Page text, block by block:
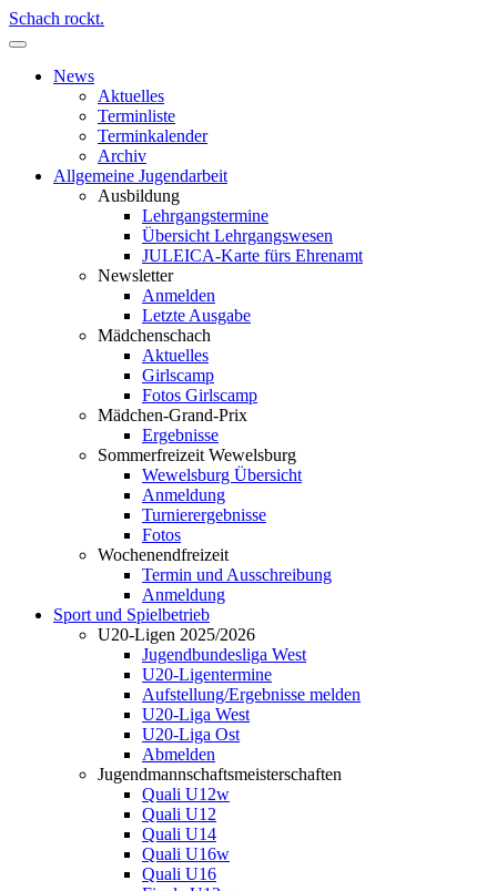
Schach rockt.
News
Aktuelles
Terminliste
Terminkalender
Archiv
Allgemeine Jugendarbeit
Ausbildung
Lehrgangstermine
Übersicht Lehrgangswesen
JULEICA-Karte fürs Ehrenamt
Newsletter
Anmelden
Letzte Ausgabe
Mädchenschach
Aktuelles
Girlscamp
Fotos Girlscamp
Mädchen-Grand-Prix
Ergebnisse
Sommerfreizeit Wewelsburg
Wewelsburg Übersicht
Anmeldung
Turnierergebnisse
Fotos
Wochenendfreizeit
Termin und Ausschreibung
Anmeldung
Sport und Spielbetrieb
U20-Ligen 2025/2026
Jugendbundesliga West
U20-Ligentermine
Aufstellung/Ergebnisse melden
U20-Liga West
U20-Liga Ost
Abmelden
Jugendmannschaftsmeisterschaften
Quali U12w
Quali U12
Quali U14
Quali U16w
Quali U16